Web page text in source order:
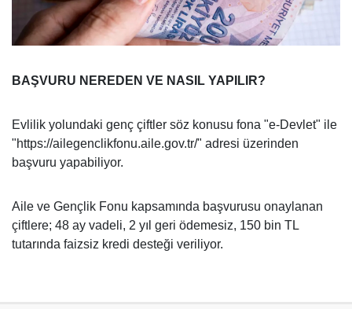
BAŞVURU NEREDEN VE NASIL YAPILIR?
Evlilik yolundaki genç çiftler söz konusu fona "e-Devlet" ile
"https://ailegenclikfonu.aile.gov.tr/" adresi üzerinden
başvuru yapabiliyor.
Aile ve Gençlik Fonu kapsamında başvurusu onaylanan
çiftlere; 48 ay vadeli, 2 yıl geri ödemesiz, 150 bin TL
tutarında faizsiz kredi desteği veriliyor.